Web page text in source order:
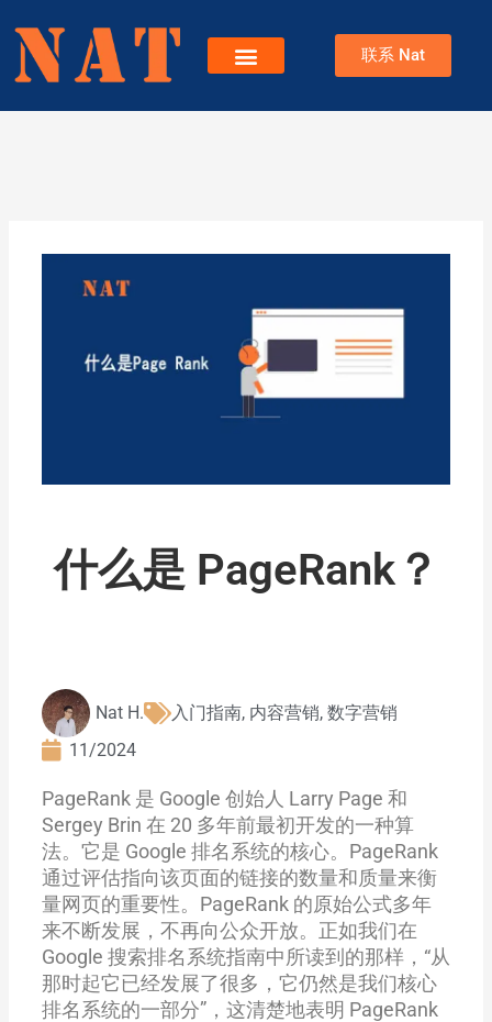
联系 Nat
什么是 PageRank？
Nat H. 入门指南, 内容营销, 数字营销
11/2024
PageRank 是 Google 创始人 Larry Page 和
Sergey Brin 在 20 多年前最初开发的一种算
法。它是 Google 排名系统的核心。PageRank
通过评估指向该页面的链接的数量和质量来衡
量网页的重要性。PageRank 的原始公式多年
来不断发展，不再向公众开放。正如我们在
Google 搜索排名系统指南中所读到的那样，“从
那时起它已经发展了很多，它仍然是我们核心
排名系统的一部分”，这清楚地表明 PageRank